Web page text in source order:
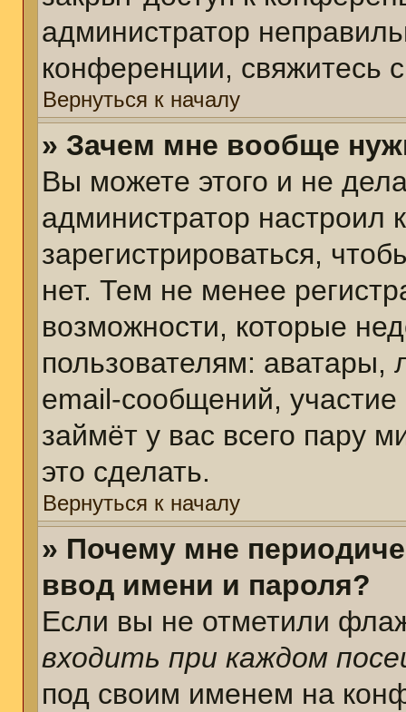
администратор
конференции, свяжитесь
Вернуться к началу
» Зачем мне вообще
Вы можете этого и не
администратор
зарегистрироваться,
нет. Тем не менее
возможности, которые
пользователям: аватары,
email-сообщений, участие
займёт у вас всего пару
это сделать.
Вернуться к началу
» Почему мне
ввод имени и пароля?
Если вы не отметили
входить при каждом
под своим именем на